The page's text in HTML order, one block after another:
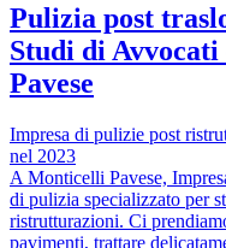
Pulizia post
Studi di
Pavese
Impresa di pulizie post
nel 2023
A Monticelli Pavese,
di pulizia specializzato per
ristrutturazioni. Ci
pavimenti, trattare